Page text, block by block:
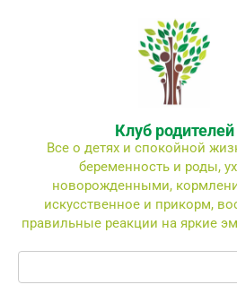
Клуб родителей
Все о детях и спокойной
беременность и роды,
новорожденными,
искусственное и прикорм,
правильные реакции на яркие
Поиск: